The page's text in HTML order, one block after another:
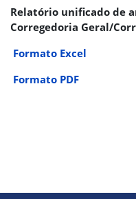
Relatório unificado de
Corregedoria Geral/
Formato Excel
Formato PDF